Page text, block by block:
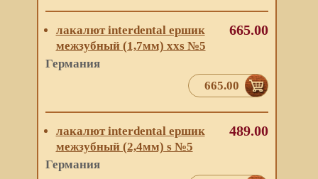
лакалют interdental ершик
межзубный (1,7мм) xxs №5
Германия
665.00
665.00
лакалют interdental ершик
межзубный (2,4мм) s №5
Германия
489.00